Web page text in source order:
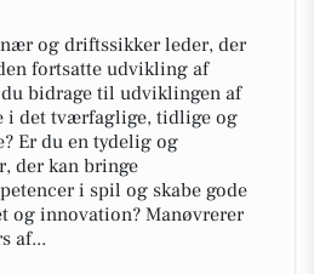
og driftssikker leder, der
fortsatte udvikling af
bidrage til udviklingen af
i det tværfaglige, tidlige og
Er du en tydelig og
der kan bringe
i spil og skabe gode
og innovation? Manøvrerer
af...